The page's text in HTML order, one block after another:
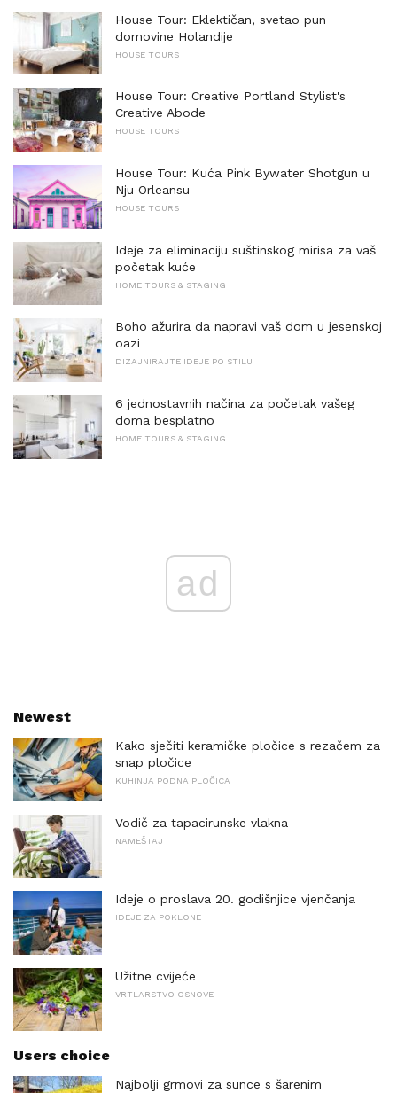
House Tour: Eklektičan, svetao pun
domovine Holandije
HOUSE TOURS
House Tour: Creative Portland Stylist's
Creative Abode
HOUSE TOURS
House Tour: Kuća Pink Bywater Shotgun u
Nju Orleansu
HOUSE TOURS
Ideje za eliminaciju suštinskog mirisa za vaš
početak kuće
HOME TOURS & STAGING
Boho ažurira da napravi vaš dom u jesenskoj
oazi
DIZAJNIRAJTE IDEJE PO STILU
6 jednostavnih načina za početak vašeg
doma besplatno
HOME TOURS & STAGING
ad
Newest
Kako sječiti keramičke pločice s rezačem za
snap pločice
KUHINJA PODNA PLOČICA
Vodič za tapacirunske vlakna
NAMEŠTAJ
Ideje o proslava 20. godišnjice vjenčanja
IDEJE ZA POKLONE
Užitne cvijeće
VRTLARSTVO OSNOVE
Users choice
Najbolji grmovi za sunce s šarenim